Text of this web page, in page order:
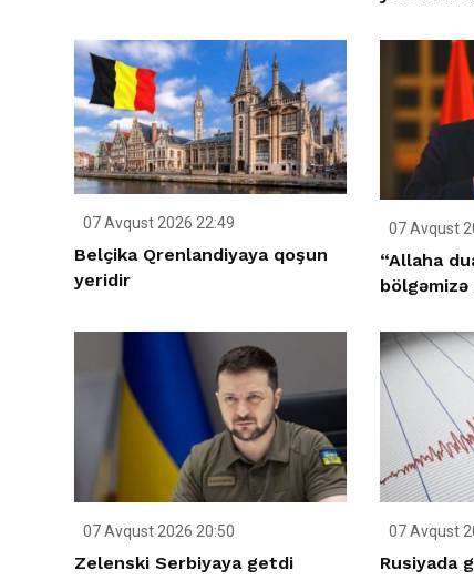
07 Avqust 2026 22:49
Belçika Qrenlandiyaya qoşun
yeridir
07 Avqust
“Allaha
07 Avqust 2026 20:50
Zelenski Serbiyaya getdi
07 Avqust
Rusiyada